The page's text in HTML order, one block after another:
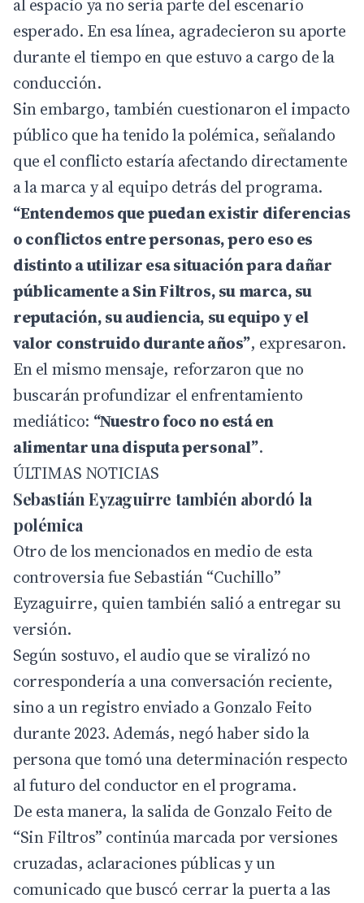
al espacio ya no sería parte del escenario
esperado. En esa línea, agradecieron su aporte
durante el tiempo en que estuvo a cargo de la
conducción.
Sin embargo, también cuestionaron el impacto
público que ha tenido la polémica, señalando
que el conflicto estaría afectando directamente
a la marca y al equipo detrás del programa.
“Entendemos que puedan existir diferencias
o conflictos entre personas, pero eso es
distinto a utilizar esa situación para dañar
públicamente a Sin Filtros, su marca, su
reputación, su audiencia, su equipo y el
valor construido durante años”, expresaron.
En el mismo mensaje, reforzaron que no
buscarán profundizar el enfrentamiento
mediático: “Nuestro foco no está en
alimentar una disputa personal”.
ÚLTIMAS NOTICIAS
Sebastián Eyzaguirre también abordó la
polémica
Otro de los mencionados en medio de esta
controversia fue Sebastián “Cuchillo”
Eyzaguirre, quien también salió a entregar su
versión.
Según sostuvo, el audio que se viralizó no
correspondería a una conversación reciente,
sino a un registro enviado a Gonzalo Feito
durante 2023. Además, negó haber sido la
persona que tomó una determinación respecto
al futuro del conductor en el programa.
De esta manera, la salida de Gonzalo Feito de
“Sin Filtros” continúa marcada por versiones
cruzadas, aclaraciones públicas y un
comunicado que buscó cerrar la puerta a las